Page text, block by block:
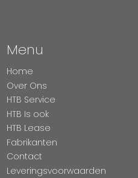
Menu
Home
Over Ons
HTB Service
HTB Is ook
HTB Lease
Fabrikanten
Contact
Leveringsvoorwaarden